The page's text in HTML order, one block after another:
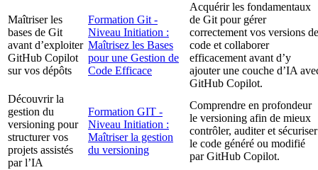
Maîtriser les
bases de Git
avant d’exploiter
GitHub Copilot
sur vos dépôts
Formation Git -
Niveau Initiation :
Maîtrisez les Bases
pour une Gestion de
Code Efficace
Acquérir les fondamentaux
de Git pour gérer
correctement vos versions de
code et collaborer
efficacement avant d’y
ajouter une couche d’IA
GitHub Copilot.
Découvrir la
gestion du
versioning pour
structurer vos
projets assistés
par l’IA
Formation GIT -
Niveau Initiation :
Maîtriser la gestion
du versioning
Comprendre en profondeur
le versioning afin de mieux
contrôler, auditer et sécuriser
le code généré ou modifié
par GitHub Copilot.